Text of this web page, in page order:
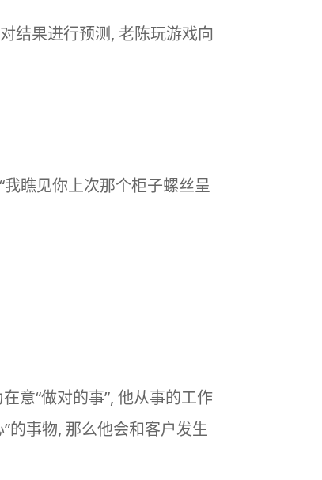
结果进行预测, 老陈玩游戏向
瞧见你上次那个柜子螺丝呈
意“做对的事”, 他从事的工作
的事物, 那么他会和客户发生